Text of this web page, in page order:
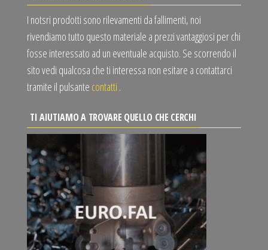
I notsri prodotti sono rilevamenti da fallimenti, noi
rivendiamo tutto questo materiale a prezzi vantaggiosi per chi
fosse interessato ad un eventuale acquisto. Se scorrendo il
sito vedi qualcosa che ti interessa non esitare a contattarci
tramite il pulsante contatti .
TI AIUTIAMO A TROVARE QUELLO CHE CERCHI